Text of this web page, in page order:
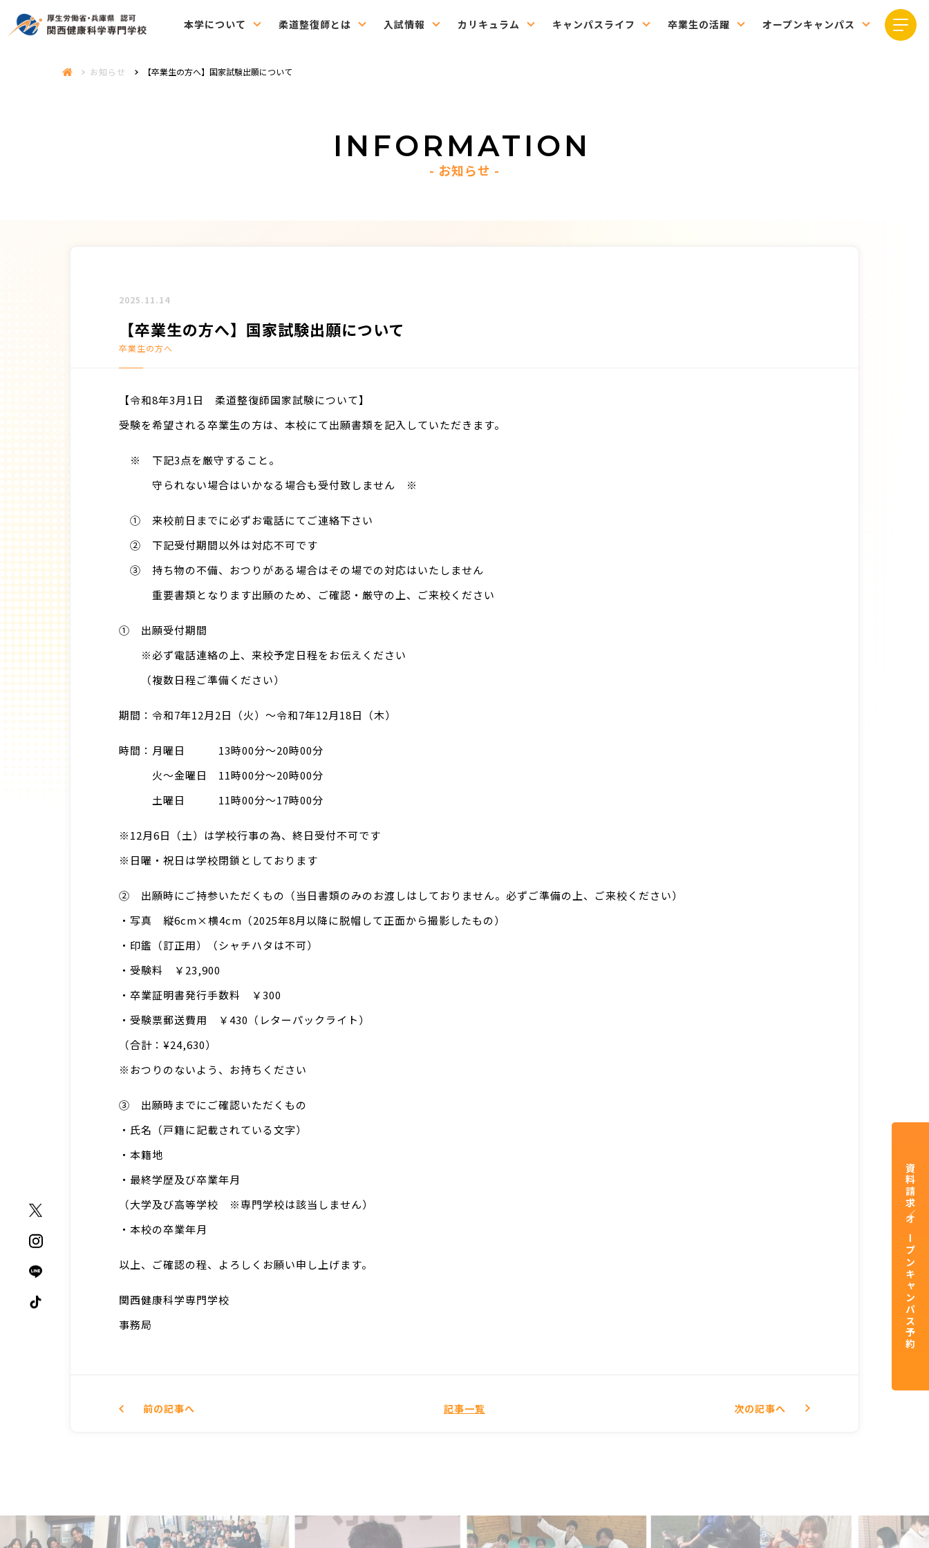
本学について 柔道整復師とは 入試情報 カリキュラム キャンパスライフ 卒業生の活躍 オープンキャンパス
資料請求／オープンキャンパス予約
お知らせ 【卒業生の方へ】国家試験出願について
INFORMATION
お知らせ
2025.11.14
【卒業生の方へ】国家試験出願について
卒業生の方へ
【令和8年3月1日 柔道整復師国家試験について】
受験を希望される卒業生の方は、本校にて出願書類を記入していただきます。
※ 下記3点を厳守すること。
守られない場合はいかなる場合も受付致しません ※
① 来校前日までに必ずお電話にてご連絡下さい
② 下記受付期間以外は対応不可です
③ 持ち物の不備、おつりがある場合はその場での対応はいたしません
重要書類となります出願のため、ご確認・厳守の上、ご来校ください
① 出願受付期間
※必ず電話連絡の上、来校予定日程をお伝えください
（複数日程ご準備ください）
期間：令和7年12月2日（火）～令和7年12月18日（木）
時間：月曜日 13時00分～20時00分
火～金曜日 11時00分～20時00分
土曜日 11時00分～17時00分
※12月6日（土）は学校行事の為、終日受付不可です
※日曜・祝日は学校閉鎖としております
② 出願時にご持参いただくもの（当日書類のみのお渡しはしておりません。必ずご準備の上、ご来校ください）
・写真 縦6cm×横4cm（2025年8月以降に脱帽して正面から撮影したもの）
・印鑑（訂正用）（シャチハタは不可）
・受験料 ￥23,900
・卒業証明書発行手数料 ￥300
・受験票郵送費用 ￥430（レターパックライト）
（合計：¥24,630）
※おつりのないよう、お持ちください
③ 出願時までにご確認いただくもの
・氏名（戸籍に記載されている文字）
・本籍地
・最終学歴及び卒業年月
（大学及び高等学校 ※専門学校は該当しません）
・本校の卒業年月
以上、ご確認の程、よろしくお願い申し上げます。
関西健康科学専門学校
事務局
前の記事へ 記事一覧 次の記事へ